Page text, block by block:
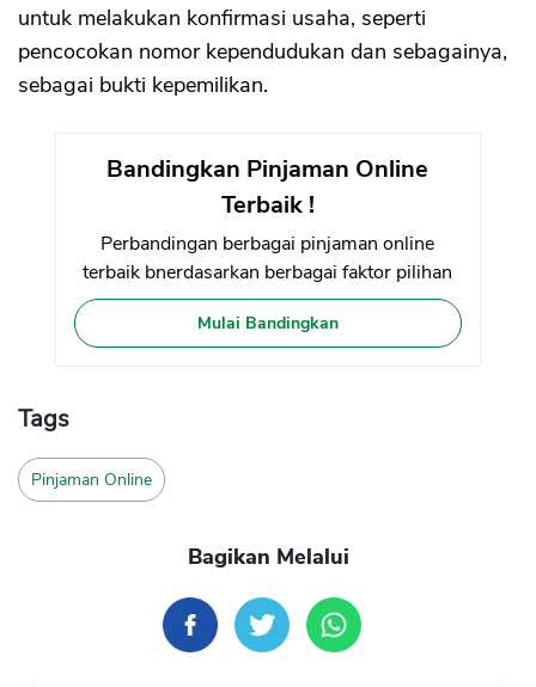
untuk melakukan konfirmasi usaha, seperti
pencocokan nomor kependudukan dan sebagainya,
sebagai bukti kepemilikan.
Bandingkan Pinjaman Online
Terbaik !
Perbandingan berbagai pinjaman online
terbaik bnerdasarkan berbagai faktor pilihan
Mulai Bandingkan
Tags
Pinjaman Online
Bagikan Melalui